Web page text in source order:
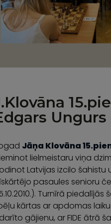
Ungurs
Jāņa Klovāna
lielmeistaru viņa
Latvijas izcilo šahistu
pasaules senioru
Turnīrā
kārtas ar apdomas
gājienu, ar FIDE ātrā